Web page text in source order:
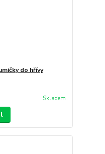
do hřívy
Skladem